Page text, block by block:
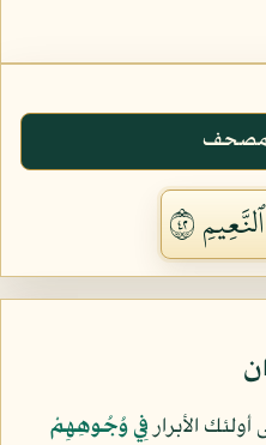
٢٤
الأبرارفِي وُجُوهِهِمْ